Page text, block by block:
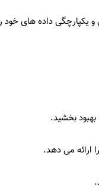
و یکپارچگی داده های خود
بخشید.
ارائه می دهد.